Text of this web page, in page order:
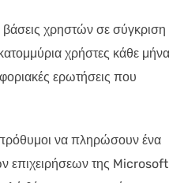
χρηστών σε σύγκριση
χρήστες κάθε
ερωτήσεις που
πρόθυμοι να πληρώσουν ένα
επιχειρήσεων της Microsoft